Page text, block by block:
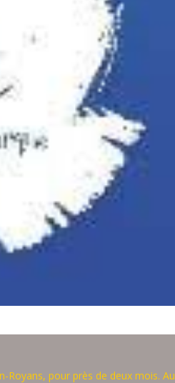
Royans, pour près de deux mois. Au